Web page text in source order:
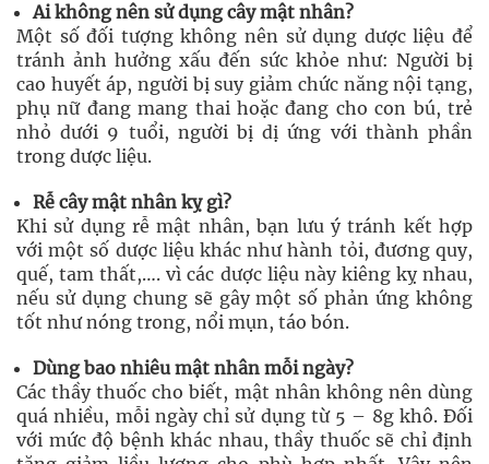
Ai không nên sử dụng cây mật nhân?
Một số đối tượng không nên sử dụng dược liệu để
tránh ảnh hưởng xấu đến sức khỏe như: Người bị
cao huyết áp, người bị suy giảm chức năng nội tạng,
phụ nữ đang mang thai hoặc đang cho con bú, trẻ
nhỏ dưới 9 tuổi, người bị dị ứng với thành phần
trong dược liệu.
Rễ cây mật nhân kỵ gì?
Khi sử dụng rễ mật nhân, bạn lưu ý tránh kết hợp
với một số dược liệu khác như hành tỏi, đương quy,
quế, tam thất,…. vì các dược liệu này kiêng kỵ nhau,
nếu sử dụng chung sẽ gây một số phản ứng không
tốt như nóng trong, nổi mụn, táo bón.
Dùng bao nhiêu mật nhân mỗi ngày?
Các thầy thuốc cho biết, mật nhân không nên dùng
quá nhiều, mỗi ngày chỉ sử dụng từ 5 – 8g khô. Đối
với mức độ bệnh khác nhau, thầy thuốc sẽ chỉ định